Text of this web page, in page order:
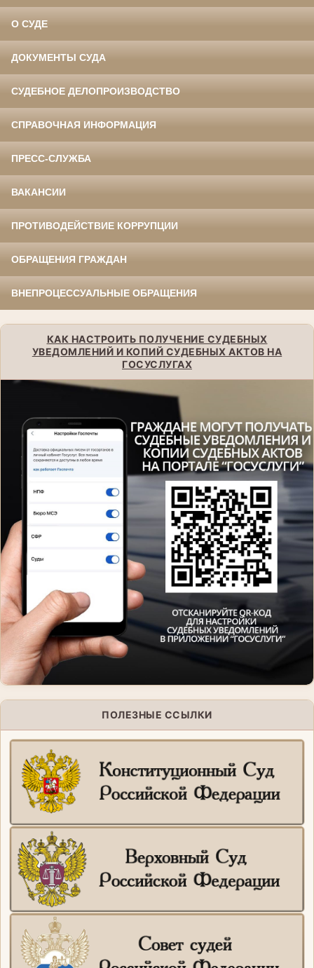
О СУДЕ
ДОКУМЕНТЫ СУДА
СУДЕБНОЕ ДЕЛОПРОИЗВОДСТВО
СПРАВОЧНАЯ ИНФОРМАЦИЯ
ПРЕСС-СЛУЖБА
ВАКАНСИИ
ПРОТИВОДЕЙСТВИЕ КОРРУПЦИИ
ОБРАЩЕНИЯ ГРАЖДАН
ВНЕПРОЦЕССУАЛЬНЫЕ ОБРАЩЕНИЯ
КАК НАСТРОИТЬ ПОЛУЧЕНИЕ СУДЕБНЫХ
УВЕДОМЛЕНИЙ И КОПИЙ СУДЕБНЫХ АКТОВ НА
ГОСУСЛУГАХ
ПОЛЕЗНЫЕ ССЫЛКИ